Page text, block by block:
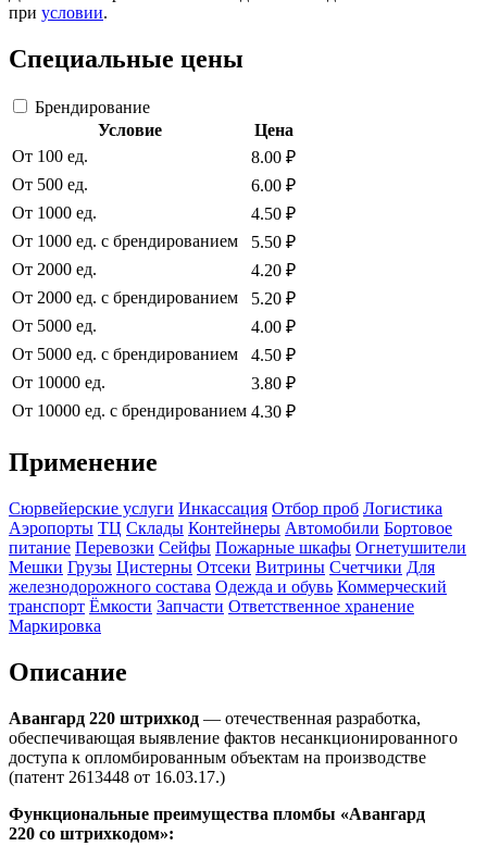
при условии.
Специальные цены
Брендирование
Условие
Цена
От 100 ед.
8.00 ₽
От 500 ед.
6.00 ₽
От 1000 ед.
4.50 ₽
От 1000 ед. с брендированием
5.50 ₽
От 2000 ед.
4.20 ₽
От 2000 ед. с брендированием
5.20 ₽
От 5000 ед.
4.00 ₽
От 5000 ед. с брендированием
4.50 ₽
От 10000 ед.
3.80 ₽
От 10000 ед. с брендированием 4.30 ₽
Применение
Сюрвейерские услуги Инкассация Отбор проб Логистика
Аэропорты ТЦ Склады Контейнеры Автомобили Бортовое
питание Перевозки Сейфы Пожарные шкафы Огнетушители
Мешки Грузы Цистерны Отсеки Витрины Счетчики Для
железнодорожного состава Одежда и обувь Коммерческий
транспорт Ёмкости Запчасти Ответственное хранение
Маркировка
Описание
Авангард 220 штрихкод — отечественная разработка,
обеспечивающая выявление фактов несанкционированного
доступа к опломбированным объектам на производстве
(патент 2613448 от 16.03.17.)
Функциональные преимущества пломбы «Авангард
220 со штрихкодом»: